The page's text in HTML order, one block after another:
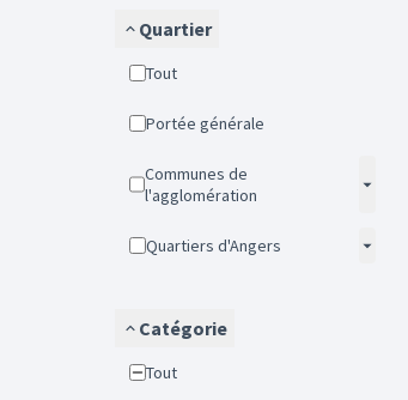
Quartier
Tout
Portée générale
Communes de
l'agglomération
Quartiers d'Angers
Catégorie
Tout